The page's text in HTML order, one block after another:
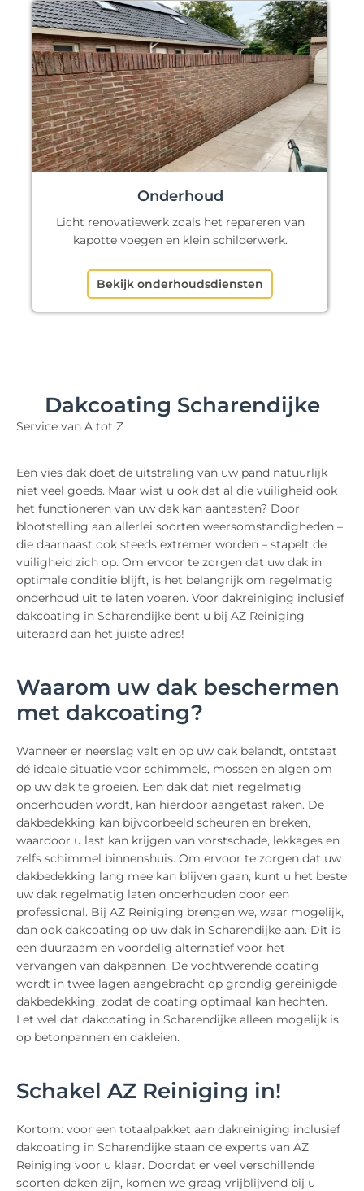
Onderhoud
Licht renovatiewerk zoals het repareren van
kapotte voegen en klein schilderwerk.
Bekijk onderhoudsdiensten
Dakcoating Scharendijke
Service van A tot Z
Een vies dak doet de uitstraling van uw pand natuurlijk
niet veel goeds. Maar wist u ook dat al die vuiligheid ook
het functioneren van uw dak kan aantasten? Door
blootstelling aan allerlei soorten weersomstandigheden –
die daarnaast ook steeds extremer worden – stapelt de
vuiligheid zich op. Om ervoor te zorgen dat uw dak in
optimale conditie blijft, is het belangrijk om regelmatig
onderhoud uit te laten voeren. Voor dakreiniging inclusief
dakcoating in Scharendijke bent u bij AZ Reiniging
uiteraard aan het juiste adres!
Waarom uw dak beschermen
met dakcoating?
Wanneer er neerslag valt en op uw dak belandt, ontstaat
dé ideale situatie voor schimmels, mossen en algen om
op uw dak te groeien. Een dak dat niet regelmatig
onderhouden wordt, kan hierdoor aangetast raken. De
dakbedekking kan bijvoorbeeld scheuren en breken,
waardoor u last kan krijgen van vorstschade, lekkages en
zelfs schimmel binnenshuis. Om ervoor te zorgen dat uw
dakbedekking lang mee kan blijven gaan, kunt u het beste
uw dak regelmatig laten onderhouden door een
professional. Bij AZ Reiniging brengen we, waar mogelijk,
dan ook dakcoating op uw dak in Scharendijke aan. Dit is
een duurzaam en voordelig alternatief voor het
vervangen van dakpannen. De vochtwerende coating
wordt in twee lagen aangebracht op grondig gereinigde
dakbedekking, zodat de coating optimaal kan hechten.
Let wel dat dakcoating in Scharendijke alleen mogelijk is
op betonpannen en dakleien.
Schakel AZ Reiniging in!
Kortom: voor een totaalpakket aan dakreiniging inclusief
dakcoating in Scharendijke staan de experts van AZ
Reiniging voor u klaar. Doordat er veel verschillende
soorten daken zijn, komen we graag vrijblijvend bij u